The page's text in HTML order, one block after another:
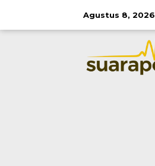
Agustus 8, 2026